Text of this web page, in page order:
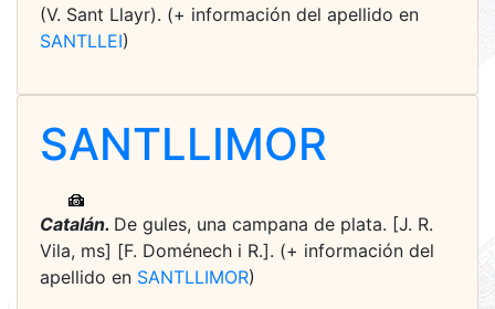
(V. Sant Llayr). (+ información del apellido en
SANTLLEI)
SANTLLIMOR
Catalán. De gules, una campana de plata. [J. R.
Vila, ms] [F. Doménech i R.]. (+ información del
apellido en SANTLLIMOR)